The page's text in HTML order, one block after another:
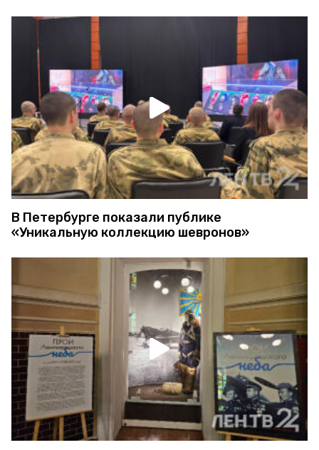
В Петербурге показали публике
«Уникальную коллекцию шевронов»